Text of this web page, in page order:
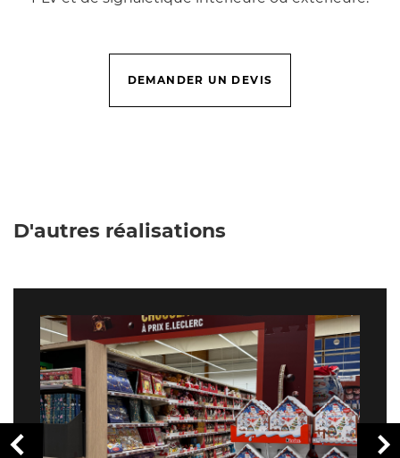
DEMANDER UN DEVIS
D'autres réalisations